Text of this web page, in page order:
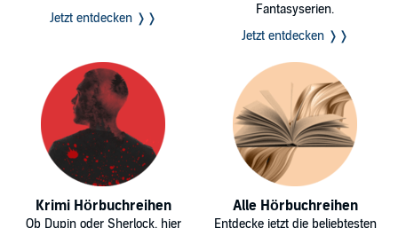
Jetzt entdecken ❭❭
Fantasyserien.
Jetzt entdecken ❭❭
Krimi Hörbuchreihen
Ob Dupin oder Sherlock, hier
Alle Hörbuchreihen
Entdecke jetzt die beliebtesten